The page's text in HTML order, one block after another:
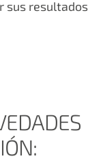
sus resultados